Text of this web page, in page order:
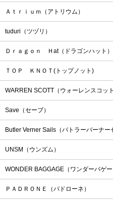
Ａｔｒｉｕｍ（アトリウム）
tuduri（ツヅリ）
Ｄｒａｇｏｎ Ｈat（ドラゴンハット）
ＴＯＰ ＫＮＯＴ(トップノット)
WARREN SCOTT（ウォーレンスコット
Save（セーブ）
Butler Verner Sails（バトラーバーナー
UNSM（ウンズム）
WONDER BAGGAGE（ワンダーバゲー
ＰＡＤＲＯＮＥ（パドローネ）